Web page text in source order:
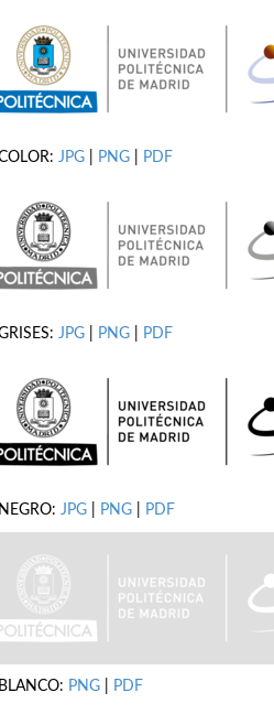
JPG PNG PDF
JPG PNG PDF
NEGRO: JPG PNG PDF
BLANCO: PNG PDF